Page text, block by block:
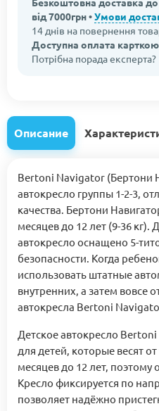
від 7000грн •Умови
14 днів на повернення
Доступна оплата
Потрібна порада експерта?
Описание
Bertoni Navigator (Бертони
автокресло группы 1-2-3,
качества. Бертони
месяцев до 12 лет (9-36
автокресло оснащено 5-
безопасности. Когда
использовать штатные
внутренних, а затем вовсе
автокресла Bertoni
Детское автокресло
для детей, которые весят
месяцев до 12 лет, поэтому
Кресло фиксируется по
позволяет надёжно